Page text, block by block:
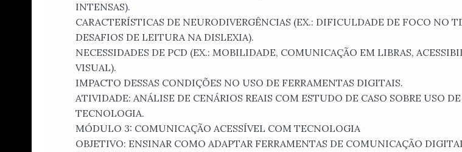
INTENSAS).
CARACTERÍSTICAS DE NEURODIVERGÊNCIAS (EX.: DIFICULDADE DE FOCO NO
DESAFIOS DE LEITURA NA DISLEXIA).
NECESSIDADES DE PCD (EX.: MOBILIDADE, COMUNICAÇÃO EM LIBRAS,
VISUAL).
IMPACTO DESSAS CONDIÇÕES NO USO DE FERRAMENTAS DIGITAIS.
ATIVIDADE: ANÁLISE DE CENÁRIOS REAIS COM ESTUDO DE CASO SOBRE USO DE
TECNOLOGIA.
MÓDULO 3: COMUNICAÇÃO ACESSÍVEL COM TECNOLOGIA
OBJETIVO: ENSINAR COMO ADAPTAR FERRAMENTAS DE COMUNICAÇÃO